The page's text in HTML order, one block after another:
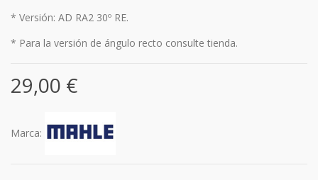
* Versión: AD RA2 30º RE.
* Para la versión de ángulo recto consulte tienda.
29,00 €
Marca: